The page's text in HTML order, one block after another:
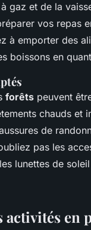
gaz et de la
vos repas
à emporter des
boissons en
forêts peuvent
chauds et
de
pas les
lunettes de
activités en